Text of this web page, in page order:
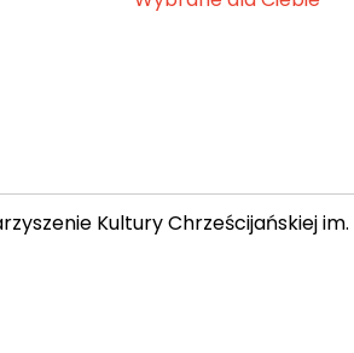
Kultury Chrześcijańskiej